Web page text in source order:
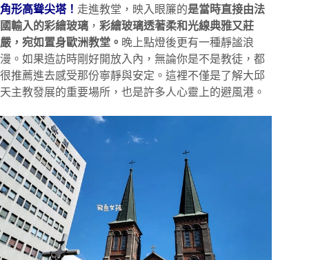
角形高聳尖塔！ 走進教堂，映入眼簾的是當時直接由法
國輸入的彩繪玻璃 ， 彩繪玻璃透著柔和光線典雅又莊
嚴，宛如置身歐洲教堂。 晚上點燈後更有一種靜謐浪
漫。如果造訪時剛好開放入內，無論你是不是教徒，都
很推薦進去感受那份寧靜與安定。這裡不僅是了解大邱
天主教發展的重要場所，也是許多人心靈上的避風港。